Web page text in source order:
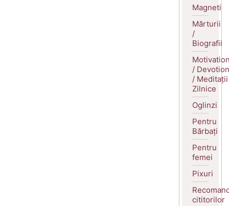
Magneti
Mărturii
/
Biografii
/
/ Meditații
Zilnice
Oglinzi
Pentru
Bărbați
Pentru
femei
Pixuri
cititorilor